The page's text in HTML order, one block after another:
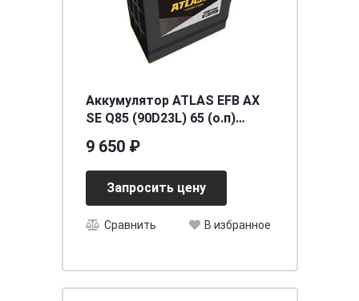
Аккумулятор ATLAS EFB AX
SE Q85 (90D23L) 65 (о.п)
9 650 ₽
Запросить цену
Сравнить В избранное